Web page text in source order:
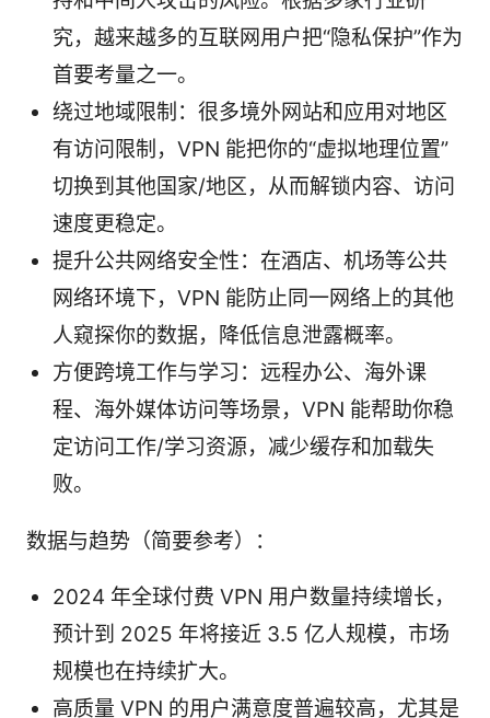
究，越来越多的互联网用户把“隐私保护”作为
首要考量之一。
绕过地域限制：很多境外网站和应用对地区
有访问限制，VPN 能把你的“虚拟地理位置”
切换到其他国家/地区，从而解锁内容、访问
速度更稳定。
提升公共网络安全性：在酒店、机场等公共
网络环境下，VPN 能防止同一网络上的其他
人窥探你的数据，降低信息泄露概率。
方便跨境工作与学习：远程办公、海外课
程、海外媒体访问等场景，VPN 能帮助你稳
定访问工作/学习资源，减少缓存和加载失
败。
数据与趋势（简要参考）：
2024 年全球付费 VPN 用户数量持续增长，
预计到 2025 年将接近 3.5 亿人规模，市场
规模也在持续扩大。
高质量 VPN 的用户满意度普遍较高，尤其是